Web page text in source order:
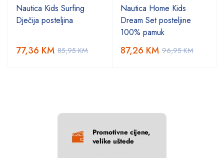
Nautica Kids Surfing
Dječija posteljina
85,95KM
77,36 KM
Nautica Home Kids
Dream Set posteljine
100% pamuk
96,95KM
87,26 KM